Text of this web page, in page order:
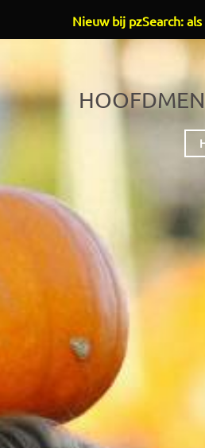
Nieuw bij pzSearch: